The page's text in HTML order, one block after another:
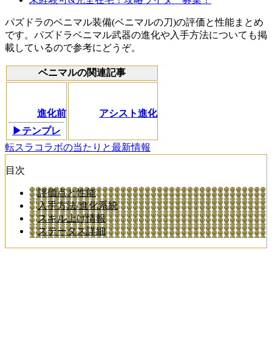
パズドラのベニマル装備(ベニマルの刀)の評価と性能まとめ
です。パズドラベニマル武器の進化や入手方法についても掲
載しているので参考にどうぞ。
ベニマルの関連記事
進化前
▶テンプレ
アシスト進化
転スラコラボの当たりと最新情報
目次
評価点と性能
入手方法/進化系統
スキル上げ情報
ステータス詳細